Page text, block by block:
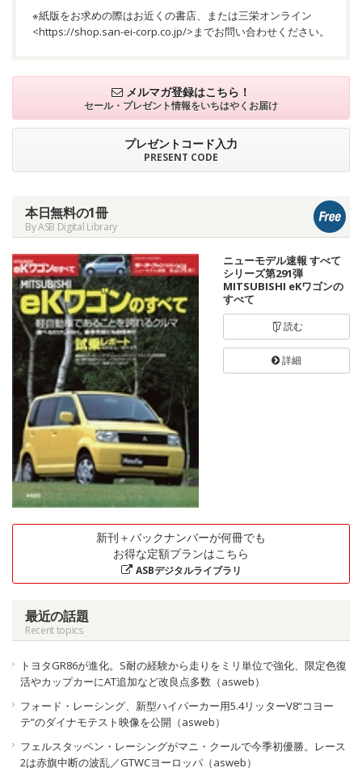
※紙版をお求めの際はお近くの書店、または三栄オンライン
<https://shop.san-ei-corp.co.jp/>までお問い合わせください。
メルマガ登録はこちら！
セール・プレゼント情報をいちはやくお届け
プレゼントコード入力
PRESENT CODE
本日無料の1冊
By ASB Digital Library
ニューモデル速報 すべて
シリーズ第291弾
MITSUBISHI eKワゴンの
すべて
読む
詳細
新刊＋バックナンバーが何冊でも
お得な定額プランはこちら
ASBデジタルライブラリ
最近の話題
Recent topics
トヨタGR86が進化。S耐の経験から走りをミリ単位で強化、限定色復
活やカップカーにAT追加など改良点多数（asweb）
フォード・レーシング、新型ハイパーカー用5.4リッターV8“コヨー
テ”のダイナモテスト映像を公開（asweb）
フェルスタッペン・レーシングがマニ・クールで今季初優勝。レース
2は赤旗中断の波乱／GTWCヨーロッパ（asweb）